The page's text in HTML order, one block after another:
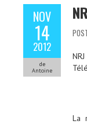
NOV
14
2012
de
Antoine
La